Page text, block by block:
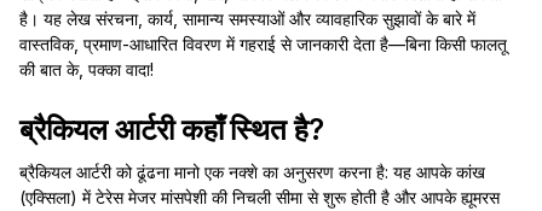
है। यह लेख संरचना, कार्य, सामान्य समस्याओं और व्यावहारिक सुझावों के बारे में
वास्तविक, प्रमाण-आधारित विवरण में गहराई से जानकारी देता है—बिना किसी फालतू
की बात के, पक्का वादा!
ब्रैकियल आर्टरी कहाँ स्थित है?
ब्रैकियल आर्टरी को ढूंढना मानो एक नक्शे का अनुसरण करना है: यह आपके कांख
(एक्सिला) में टेरेस मेजर मांसपेशी की निचली सीमा से शुरू होती है और आपके ह्यूमरस